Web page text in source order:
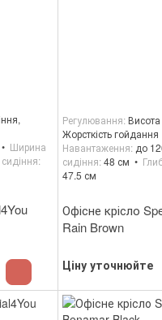
Ширина
Офісне крісло
Rain Brown
Ціну уточнюйте
Регулювання Висота
Жорсткість гойдання
Навантаження до
сидіння 48 см
47.5 см